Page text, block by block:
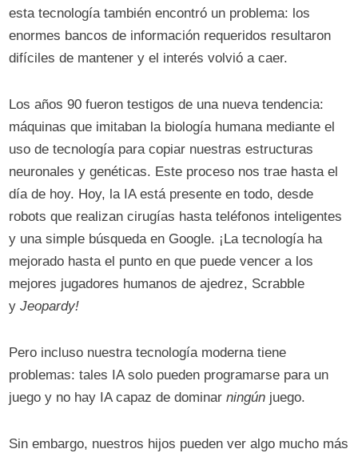
esta tecnología también encontró un problema: los
enormes bancos de información requeridos resultaron
difíciles de mantener y el interés volvió a caer.
Los años 90 fueron testigos de una nueva tendencia:
máquinas que imitaban la biología humana mediante el
uso de tecnología para copiar nuestras estructuras
neuronales y genéticas. Este proceso nos trae hasta el
día de hoy. Hoy, la IA está presente en todo, desde
robots que realizan cirugías hasta teléfonos inteligentes
y una simple búsqueda en Google. ¡La tecnología ha
mejorado hasta el punto en que puede vencer a los
mejores jugadores humanos de ajedrez, Scrabble
yJeopardy!
Pero incluso nuestra tecnología moderna tiene
problemas: tales IA solo pueden programarse para un
juego y no hay IA capaz de dominarningún juego.
Sin embargo, nuestros hijos pueden ver algo mucho más